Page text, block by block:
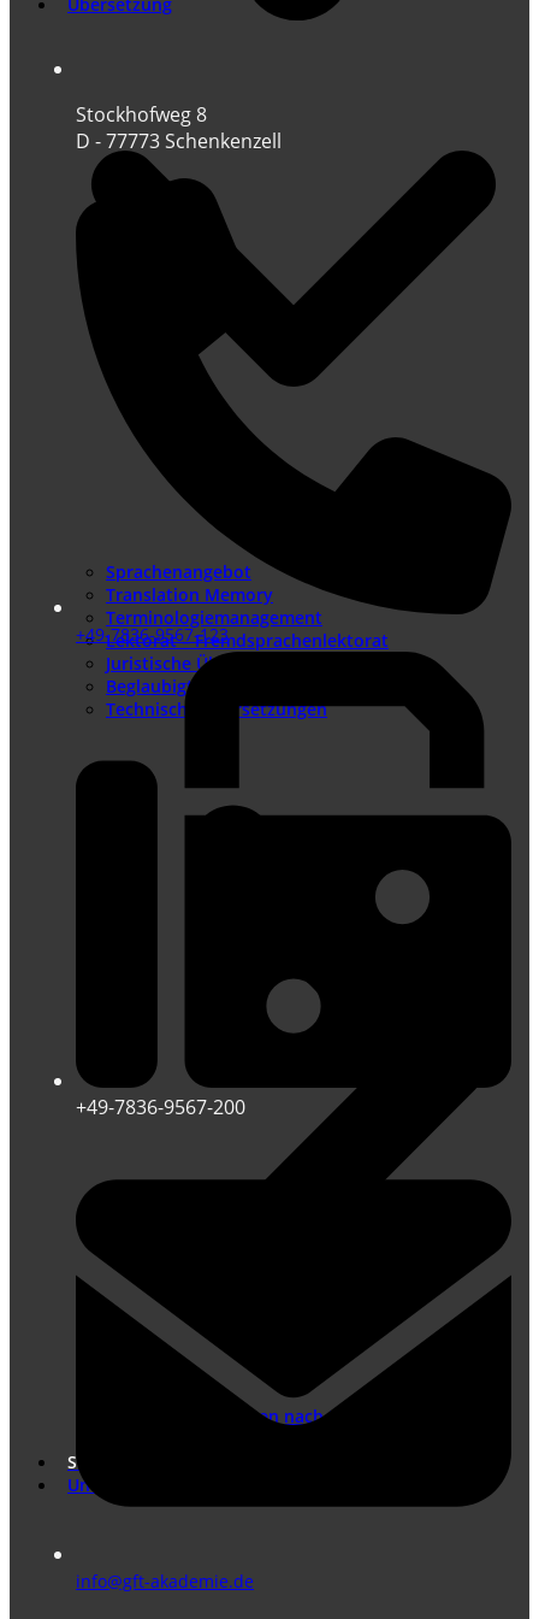
Übersetzung
Sprachenangebot
Translation Memory
Terminologiemanagement
Lektorat – Fremdsprachenlektorat
Juristische Übersetzungen
Beglaubigte Übersetzungen
Technische Übersetzungen
Übersetzungen nach DIN EN ISO 17100
Shop
Unternehmen
Stockhofweg 8
D - 77773 Schenkenzell
+49-7836-9567-123
+49-7836-9567-200
info@gft-akademie.de